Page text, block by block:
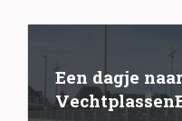
Een dagje